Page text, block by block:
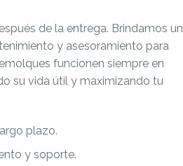
de la entrega. Brindamos un
y asesoramiento para
funcionen siempre en
su vida útil y maximizando tu
plazo.
y soporte.